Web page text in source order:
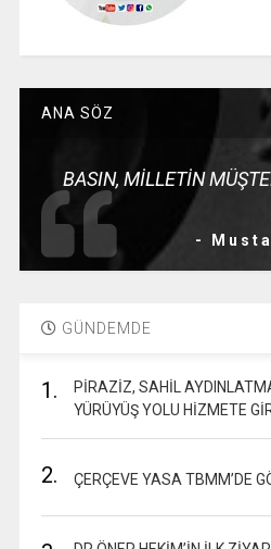
ANA SÖZ
BASIN, MİLLETİN
-
GÜNDEMDE
1.
PİRAZİZ, SAHİL
YÜRÜYÜŞ YOLU HİZMETE
2. ÇERÇEVE YASA TBMM’DE